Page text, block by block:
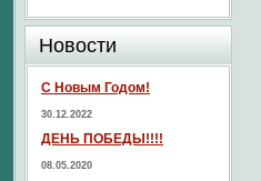
Новости
С Новым Годом!
30.12.2022
ДЕНЬ ПОБЕДЫ!!!!
08.05.2020